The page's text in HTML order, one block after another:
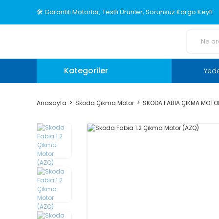
🛠️ Garantili Motorlar, Testli Ürünler, Sorunsuz Kargo Keyfi
Kategoriler
Anasayfa Skoda Çıkma Motor SKODA FABIA ÇIKMA